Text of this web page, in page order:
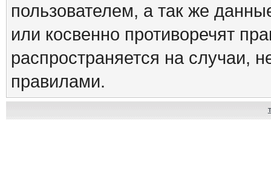
пользователем, а так же
или косвенно противоречят
распространяется на случаи,
правилами.